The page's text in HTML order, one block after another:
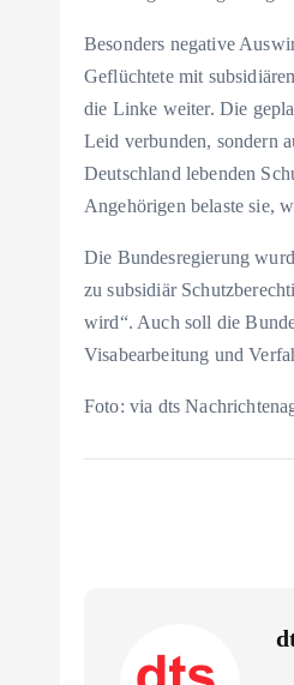
Besonders negative
Geflüchtete mit
die Linke weiter. Die
Leid verbunden, sondern
Deutschland lebenden
Angehörigen belaste sie,
Die Bundesregierung
zu subsidiär
wird“. Auch soll die
Visabearbeitung und
Foto: via dts